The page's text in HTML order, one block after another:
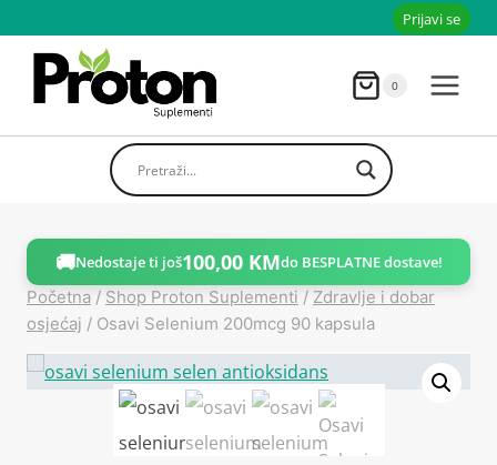
sadržaja
Prijavi se
0
🚚Nedostaje ti još100,00 KMdo BESPLATNE dostave!
Početna / Shop Proton Suplementi / Zdravlje i dobar
osjećaj / Osavi Selenium 200mcg 90 kapsula